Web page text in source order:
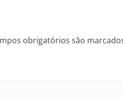
obrigatórios são